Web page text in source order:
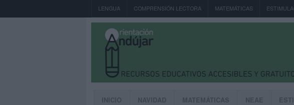
LENGUA COMPRENSIÓN LECTORA MATEMÁTICAS
INICIO NAVIDAD MATEMÁTICAS NEAE